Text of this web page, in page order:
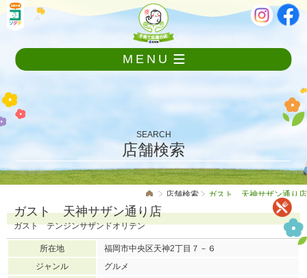
ニ
し
て
本
MENU
SEARCH
店舗検索
店舗検索 ガスト 天神サザン通り店
ガスト 天神サザン通り店
ガスト テンジンサザンドオリテン
所在地
福岡市中央区天神2丁目７－６
ジャンル
グルメ